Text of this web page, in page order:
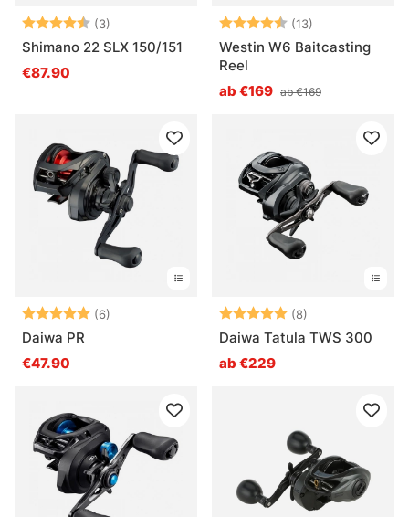
Bewertung:(3)
4.7 von 5 Sternen
Shimano 22 SLX 150/151
€87.90
Bewertung:(13)
Westin W6 Baitcasting
Reel
ab €169 ab €169
Bewertung:(6)
5.0 von 5 Sternen
Daiwa PR
€47.90
Bewertung:(8)
Daiwa Tatula TWS 300
ab €229